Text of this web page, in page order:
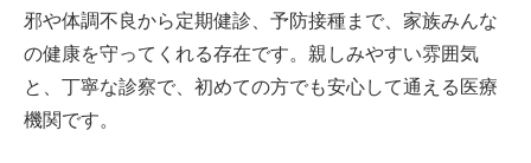
邪や体調不良から定期健診、予防接種まで、家族みんな
の健康を守ってくれる存在です。親しみやすい雰囲気
と、丁寧な診察で、初めての方でも安心して通える医療
機関です。